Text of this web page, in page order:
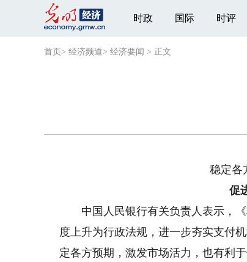
时政 国际 时评
首页 > 经济频道> 经济要闻 > 正文
稳定各方
促
中国人民银行有关负责人表示，《
度上升为行政法规，进一步夯实支付
定各方预期，激发市场活力，也有利